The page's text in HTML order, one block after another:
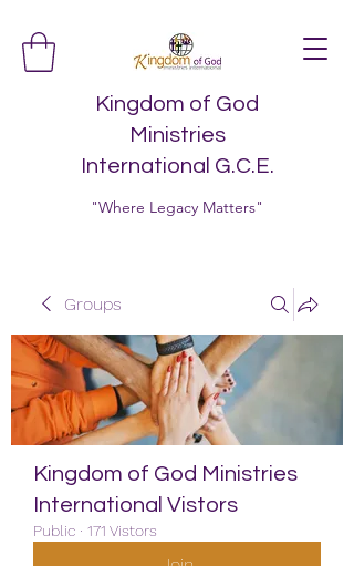
Kingdom of God
Ministries
International G.C.E.
"Where Legacy Matters"
Groups
Kingdom of God Ministries
International Vistors
Public · 171 Vistors